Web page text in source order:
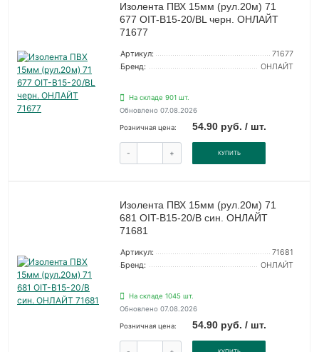
Изолента ПВХ 15мм (рул.20м) 71
677 OIT-B15-20/BL черн. ОНЛАЙТ
71677
Артикул:
71677
Бренд:
ОНЛАЙТ
На складе 901 шт.
Обновлено 07.08.2026
Розничная цена: 54.90 руб. / шт.
- + КУПИТЬ
Изолента ПВХ 15мм (рул.20м) 71
681 OIT-B15-20/B син. ОНЛАЙТ
71681
Артикул:
71681
Бренд:
ОНЛАЙТ
На складе 1045 шт.
Обновлено 07.08.2026
Розничная цена: 54.90 руб. / шт.